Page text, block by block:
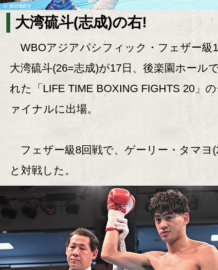
大湾硫斗(志成)の右!
WBOアジアパシフィック・フェザー級
大湾硫斗(26=志成)が17日、後楽園ホール
れた「LIFE TIME BOXING FIGHTS 20」
ァイナルに出場。
フェザー級8回戦で、ゲーリー・タマヨ
と対戦した。